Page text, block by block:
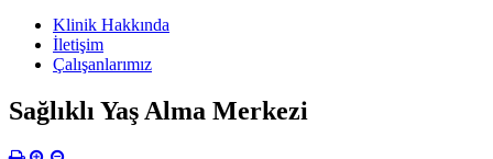
Klinik Hakkında
İletişim
Çalışanlarımız
Sağlıklı Yaş Alma Merkezi